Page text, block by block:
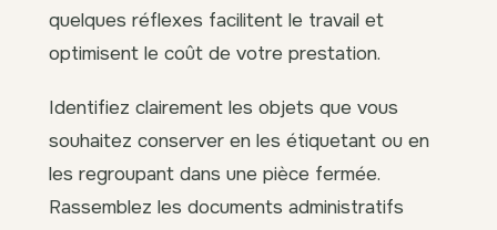
quelques réflexes facilitent le travail et
optimisent le coût de votre prestation.
Identifiez clairement les objets que vous
souhaitez conserver en les étiquetant ou en
les regroupant dans une pièce fermée.
Rassemblez les documents administratifs